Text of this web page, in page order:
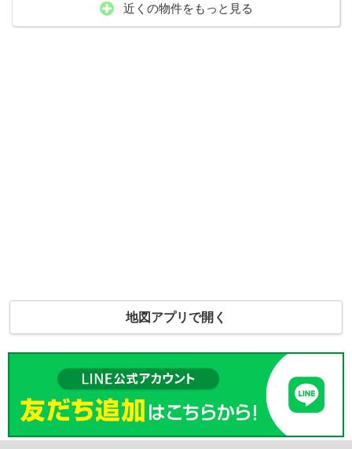
近くの物件をもっと見る
地図アプリで開く